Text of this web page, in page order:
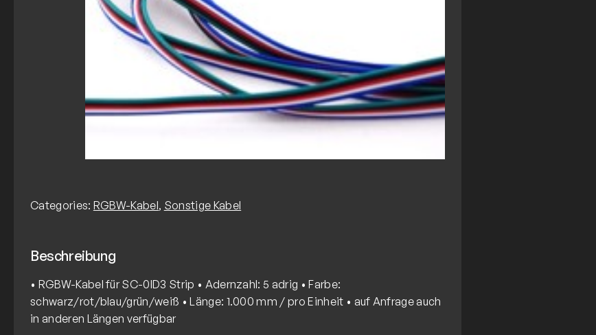
Categories: RGBW-Kabel, Sonstige Kabel
Beschreibung
• RGBW-Kabel für SC-0ID3 Strip • Adernzahl: 5 adrig • Farbe:
schwarz/rot/blau/grün/weiß • Länge: 1.000 mm / pro Einheit • auf Anfrage auch
in anderen Längen verfügbar